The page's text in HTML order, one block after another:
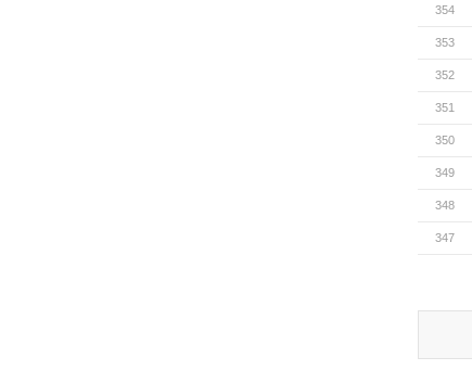
354
353
352
351
350
349
348
347